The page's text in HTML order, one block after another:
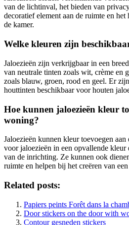
van de lichtinval, het bieden van
decoratief element aan de ruimte en
de kamer.
Welke kleuren zijn
Jaloezieën zijn verkrijgbaar in een
van neutrale tinten zoals wit, crème en
zoals blauw, groen, rood en geel. Er
houttinten beschikbaar voor houten
Hoe kunnen jaloezieën kleur
woning?
Jaloezieën kunnen kleur toevoegen
voor jaloezieën in een opvallende kleur
van de inrichting. Ze kunnen ook
ruimte en helpen bij het creëren van
Related posts:
Papiers peints Forêt dans la
Door stickers on the door with
Contour gesneden stickers